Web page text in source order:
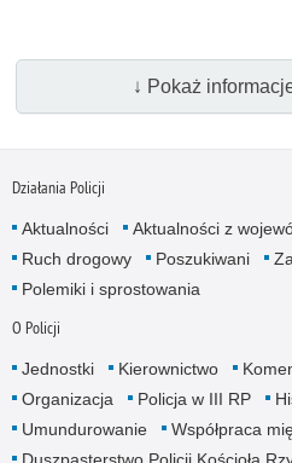
↓ Pokaż
Działania Policji
Aktualności Aktualności z
Ruch drogowy
Poszukiwani
Polemiki i sprostowania
O Policji
Jednostki Kierownictwo
Organizacja
Policja w III RP
Umundurowanie
Współpraca